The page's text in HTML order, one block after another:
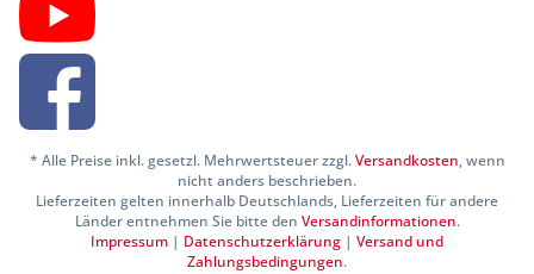
* Alle Preise inkl. gesetzl. Mehrwertsteuer zzgl.Versandkosten, wenn
nicht anders beschrieben.
Lieferzeiten gelten innerhalb Deutschlands, Lieferzeiten für andere
Länder entnehmen Sie bitte den Versandinformationen.
Impressum | Datenschutzerklärung | Versand und
Zahlungsbedingungen.